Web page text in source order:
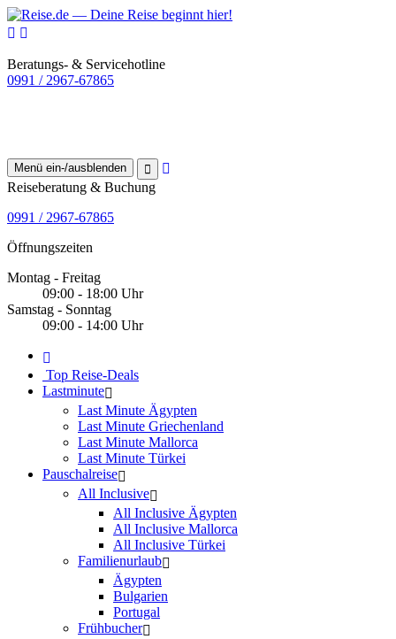
Beratungs- & Servicehotline
0991 / 2967-67865
Menü ein-/ausblenden
Reiseberatung & Buchung
0991 / 2967-67865
Öffnungszeiten
Montag - Freitag
09:00 - 18:00 Uhr
Samstag - Sonntag
09:00 - 14:00 Uhr
Top Reise-Deals
Lastminute
Last Minute Ägypten
Last Minute Griechenland
Last Minute Mallorca
Last Minute Türkei
Pauschalreise
All Inclusive
All Inclusive Ägypten
All Inclusive Mallorca
All Inclusive Türkei
Familienurlaub
Ägypten
Bulgarien
Portugal
Frühbucher